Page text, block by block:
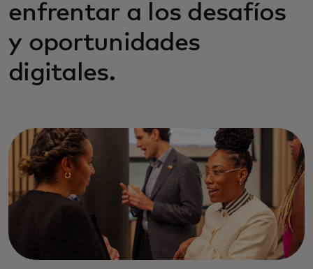
enfrentar a los desafíos
y oportunidades
digitales.